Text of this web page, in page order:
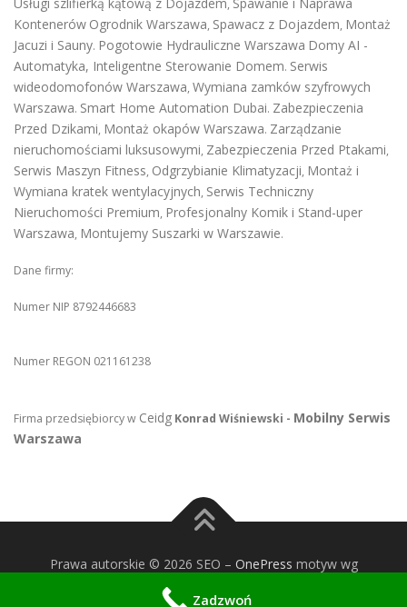
,
Kontenerów Ogrodnik Warszawa, Spawacz z Dojazdem, Montaż
Jacuzi i Sauny. Pogotowie Hydrauliczne Warszawa Domy AI -
Automatyka, Inteligentne Sterowanie Domem. Serwis
wideodomofonów Warszawa, Wymiana zamków szyfrowych
Warszawa. Smart Home Automation Dubai. Zabezpieczenia
Przed Dzikami, Montaż okapów Warszawa. Zarządzanie
nieruchomościami luksusowymi, Zabezpieczenia Przed Ptakami,
Serwis Maszyn Fitness, Odgrzybianie Klimatyzacji, Montaż i
Wymiana kratek wentylacyjnych, Serwis Techniczny
Nieruchomości Premium, Profesjonalny Komik i Stand-uper
Warszawa, Montujemy Suszarki w Warszawie.
Dane firmy:
Numer NIP 8792446683
Numer REGON 021161238
Firma przedsiębiorcy w Ceidg Konrad Wiśniewski - Mobilny Serwis
Warszawa
Prawa autorskie © 2026 SEO – OnePress motyw wg
FameThemes
Zadzwoń